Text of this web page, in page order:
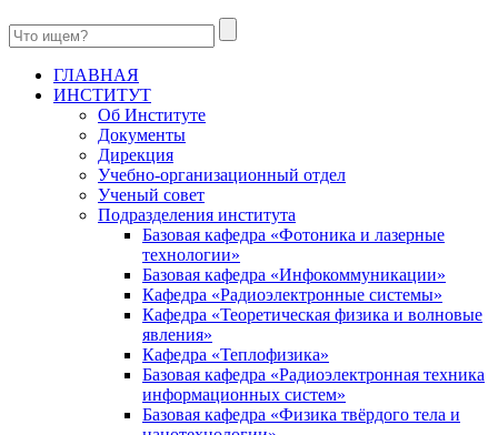
ГЛАВНАЯ
ИНСТИТУТ
Об Институте
Документы
Дирекция
Учебно-организационный отдел
Ученый совет
Подразделения института
Базовая кафедра «Фотоника и лазерные
технологии»
Базовая кафедра «Инфокоммуникации»
Кафедра «Радиоэлектронные системы»
Кафедра «Теоретическая физика и волновые
явления»
Кафедра «Теплофизика»
Базовая кафедра «Радиоэлектронная техника
информационных систем»
Базовая кафедра «Физика твёрдого тела и